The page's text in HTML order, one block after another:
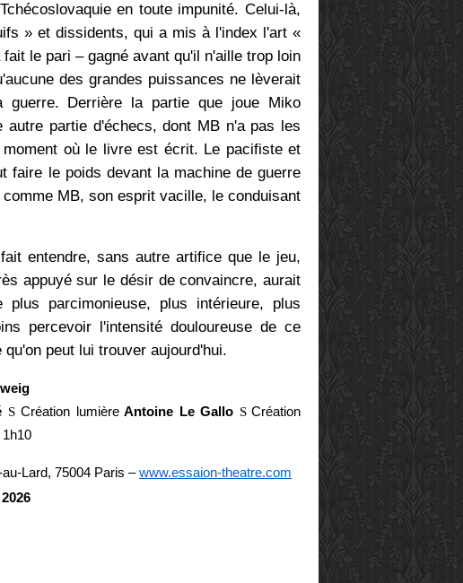
en toute impunité. Celui-là,
» et dissidents, qui a mis à l'index l'art «
le pari – gagné avant qu'il n'aille trop loin
des grandes puissances ne lèverait
Derrière la partie que joue Miko
partie d'échecs, dont MB n'a pas les
où le livre est écrit. Le pacifiste et
faire le poids devant la machine de guerre
MB, son esprit vacille, le conduisant
entendre, sans autre artifice que le jeu,
appuyé sur le désir de convaincre, aurait
plus parcimonieuse, plus intérieure, plus
percevoir l'intensité douloureuse de ce
qu'on peut lui trouver aujourd'hui.
S Création lumièreAntoine Le Gallo S Création
Lard, 75004 Paris –www.essaion-theatre.com
2026